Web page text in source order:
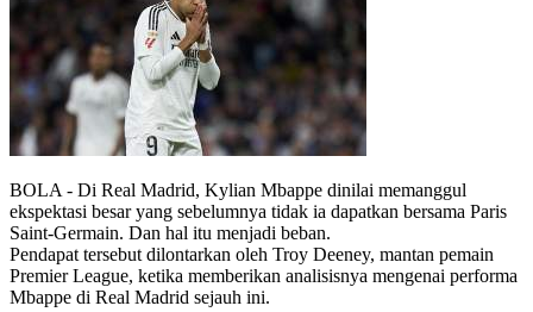
BOLA - Di Real Madrid, Kylian Mbappe dinilai memanggul
ekspektasi besar yang sebelumnya tidak ia dapatkan bersama Paris
Saint-Germain. Dan hal itu menjadi beban.
Pendapat tersebut dilontarkan oleh Troy Deeney, mantan pemain
Premier League, ketika memberikan analisisnya mengenai performa
Mbappe di Real Madrid sejauh ini.